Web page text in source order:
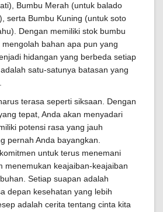
Bumbu Merah (untuk balado
serta Bumbu Kuning (untuk soto
Dengan memiliki stok bumbu
bahan apa pun yang
hidangan yang berbeda setiap
satu-satunya batasan yang
terasa seperti siksaan. Dengan
tepat, Anda akan menyadari
potensi rasa yang jauh
pernah Anda bayangkan.
untuk terus menemani
menemukan keajaiban-keajaiban
Setiap suapan adalah
depan kesehatan yang lebih
adalah cerita tentang cinta kita